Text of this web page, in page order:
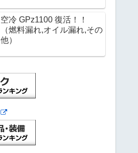
空冷 GPz1100 復活！！
（燃料漏れ,オイル漏れ,その
他）